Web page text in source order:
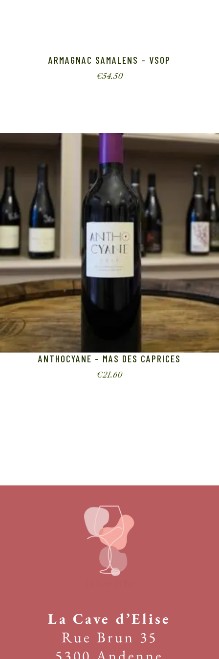
ARMAGNAC SAMALENS – VSOP
€54.50
ANTHOCYANE – MAS DES CAPRICES
€21.60
La Cave d’Elise
Rue Brun 35